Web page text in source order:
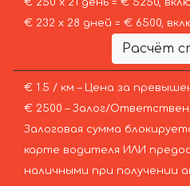
€ 250 х 21 день = € 5250,
€ 232 х 28 дней = € 6500,
Расчёт
€ 1.5 / км – Цена за
€ 2500 – Залог/
Залоговая сумма
карте водителя ИЛИ
наличными при получении